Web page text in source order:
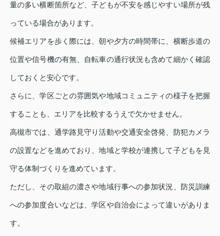
量の多い横断箇所など、子どもが不安を感じやすい場所が残
っている場合があります。
候補エリアを歩く際には、朝や夕方の時間帯に、横断歩道の
位置や信号機の有無、自転車の通行状況も含めて細かく確認
しておくと安心です。
さらに、学区ごとの雰囲気や地域コミュニティの様子を把握
することも、エリアを比較するうえで欠かせません。
高槻市では、通学路見守り活動や交通安全啓発、防犯カメラ
の設置などを進めており、地域と学校が連携して子どもを見
守る体制づくりを進めています。
ただし、その取組の濃さや地域行事への参加状況、防災訓練
への参加度合いなどは、学区や自治会によって違いがありま
す。